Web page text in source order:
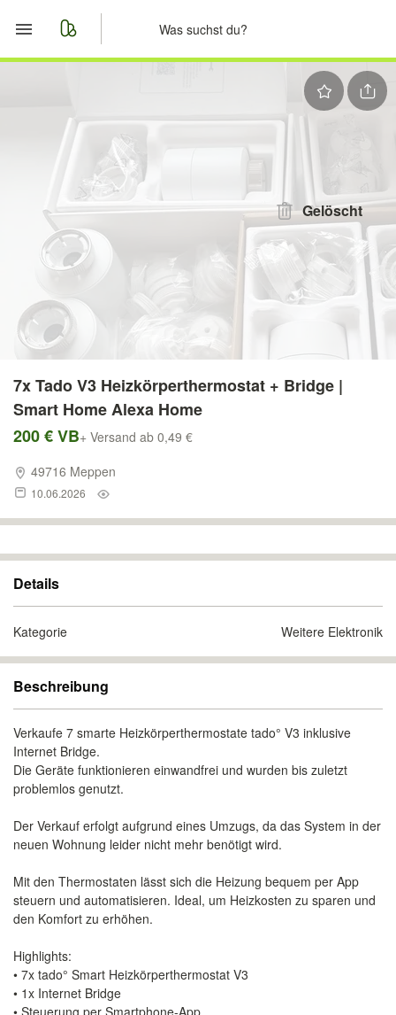
Merkliste
Nachrichten
Anzeige aufgeben
Gelöscht
7x Tado V3 Heizkörperthermostat + Bridge |
Smart Home Alexa Home
200 € VB+ Versand ab 0,49 €
49716 Meppen
10.06.2026
Details
Kategorie Weitere Elektronik
Beschreibung
Verkaufe 7 smarte Heizkörperthermostate tado° V3 inklusive
Internet Bridge.
Die Geräte funktionieren einwandfrei und wurden bis zuletzt
problemlos genutzt.
Der Verkauf erfolgt aufgrund eines Umzugs, da das System in der
neuen Wohnung leider nicht mehr benötigt wird.
Mit den Thermostaten lässt sich die Heizung bequem per App
steuern und automatisieren. Ideal, um Heizkosten zu sparen und
den Komfort zu erhöhen.
Highlights:
• 7x tado° Smart Heizkörperthermostat V3
• 1x Internet Bridge
• Steuerung per Smartphone-App